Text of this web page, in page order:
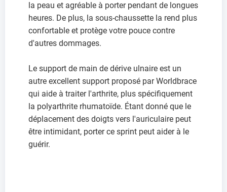
la peau et agréable à porter pendant de longues
heures. De plus, la sous-chaussette la rend plus
confortable et protège votre pouce contre
d'autres dommages.
Le support de main de dérive ulnaire est un
autre excellent support proposé par Worldbrace
qui aide à traiter l'arthrite, plus spécifiquement
la polyarthrite rhumatoïde. Étant donné que le
déplacement des doigts vers l'auriculaire peut
être intimidant, porter ce sprint peut aider à le
guérir.